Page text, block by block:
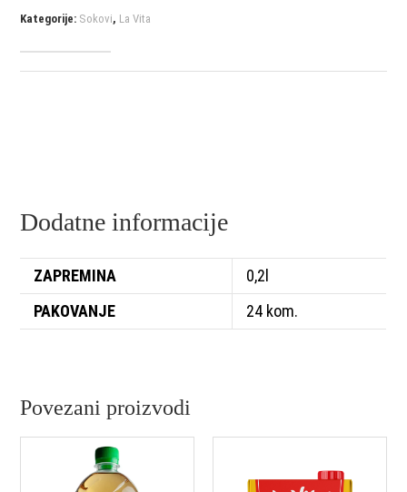
Kategorije: Sokovi, La Vita
Dodatne informacije
ZAPREMINA
0,2l
PAKOVANJE
24 kom.
Povezani proizvodi